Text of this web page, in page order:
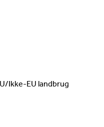
Ikke-EU landbrug